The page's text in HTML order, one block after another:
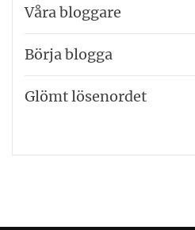
Våra bloggare
Börja blogga
Glömt lösenordet